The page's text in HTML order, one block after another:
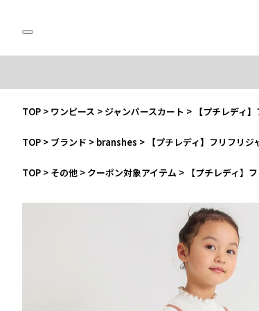
TOP > ワンピース > ジャンパースカート > 【プチレディ
TOP > ブランド > branshes > 【プチレディ】フリフリ
TOP > その他 > クーポン対象アイテム > 【プチレディ】